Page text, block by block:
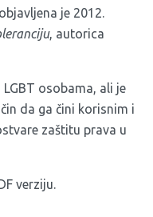
je 2012.
, autorica
osobama, ali je
da ga čini korisnim i
zaštitu prava u
verziju.